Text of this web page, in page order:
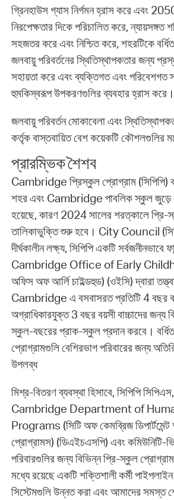
গ্রিনহাউস গ্যাস নির্গমন হ্রাস করে এবং
নিরপেক্ষতার দিকে পরিচালিত করে,
সহজতর করে এবং নিশ্চিত করে, শহরটিকে
জলবায়ু পরিবর্তনের স্থিতিস্থাপকতার জন্য
সহায়তা করে এবং ব্যক্তিগত এবং পরিবেশগত
হুমকিস্বরূপ উপকরণগুলির ব্যবহার হ্রাস করে।
জলবায়ু পরিবর্তন মোকাবেলা এবং
কর্তৃক বাস্তবায়িত বেশ কয়েকটি
প্রারম্ভিক শৈশব
Cambridge প্রিস্কুল প্রোগ্রাম (সিপিপি)
শহর এবং Cambridge পাবলিক স্কুল জুড়ে
হয়েছে, কারণ 2024 সালের শরত্কালে প্রি-
তালিকাভুক্তি শুরু হবে। City Council
দীর্ঘকালীন লক্ষ্য, সিপিপি একটি সর্বজনীনভাবে
Cambridge Office of Early
অফিস অফ আর্লি চাইল্ডহুড) (ওইসি) দ্বারা
Cambridge এ বসবাসরত প্রতিটি 4 বছর
অগ্রাধিকারযুক্ত 3 বছর বয়সী বাচ্চাদের জন্য
স্কুল-বছরের প্রাক-স্কুল প্রদান করবে। বর্ধিত
প্রোগ্রামগুলি বেশিরভাগ পরিবারের জন্য
উপলব্ধ
মিশ্র-বিতরণ ব্যবস্থা হিসাবে, সিপিপি
Cambridge Department of
Programs (সিটি অফ কেমব্রিজ ডিপার্টমেন্ট
প্রোগ্রামস) (ডিএইচএসপি) এবং কমিউনিটি-
পরিবারগুলির জন্য বিভিন্ন প্রি-স্কুল
মধ্যে রয়েছে একটি শক্তিশালী কর্মী
সিস্টেমগুলি উন্নত করা এবং আমাদের সমস্ত